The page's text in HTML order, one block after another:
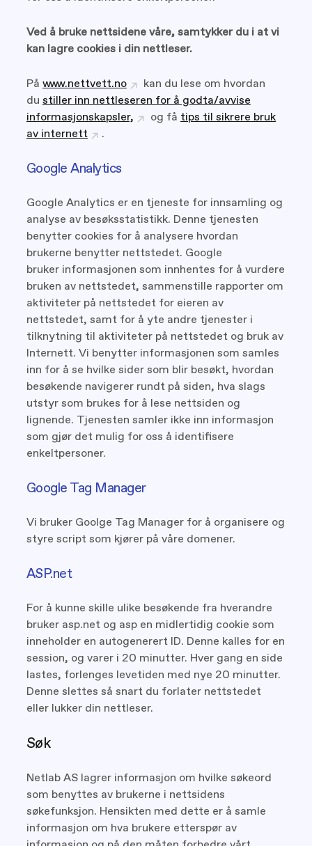
Ved å bruke nettsidene våre, samtykker du i at vi
kan lagre cookies i din nettleser.
På www.nettvett.no
kan du lese om hvordan
du stiller inn nettleseren for å godta/avvise
informasjonskapsler,
og få tips til sikrere bruk
av internett
.
Google Analytics
Google Analytics er en tjeneste for innsamling og
analyse av besøksstatistikk. Denne tjenesten
benytter cookies for å analysere hvordan
brukerne benytter nettstedet. Google
bruker informasjonen som innhentes for å vurdere
bruken av nettstedet, sammenstille rapporter om
aktiviteter på nettstedet for eieren av
nettstedet, samt for å yte andre tjenester i
tilknytning til aktiviteter på nettstedet og bruk av
Internett. Vi benytter informasjonen som samles
inn for å se hvilke sider som blir besøkt, hvordan
besøkende navigerer rundt på siden, hva slags
utstyr som brukes for å lese nettsiden og
lignende. Tjenesten samler ikke inn informasjon
som gjør det mulig for oss å identifisere
enkeltpersoner.
Google Tag Manager
Vi bruker Goolge Tag Manager for å organisere og
styre script som kjører på våre domener.
ASP.net
For å kunne skille ulike besøkende fra hverandre
bruker asp.net og asp en midlertidig cookie som
inneholder en autogenerert ID. Denne kalles for en
session, og varer i 20 minutter. Hver gang en side
lastes, forlenges levetiden med nye 20 minutter.
Denne slettes så snart du forlater nettstedet
eller lukker din nettleser.
Søk
Netlab AS lagrer informasjon om hvilke søkeord
som benyttes av brukerne i nettsidens
søkefunksjon. Hensikten med dette er å samle
informasjon om hva brukere etterspør av